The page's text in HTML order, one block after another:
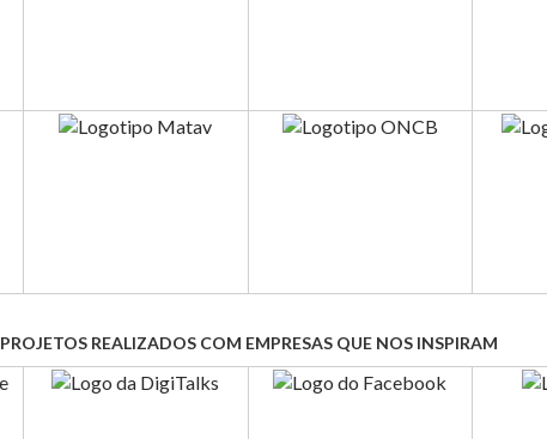
PROJETOS REALIZADOS COM EMPRESAS QUE NOS INSPIRAM